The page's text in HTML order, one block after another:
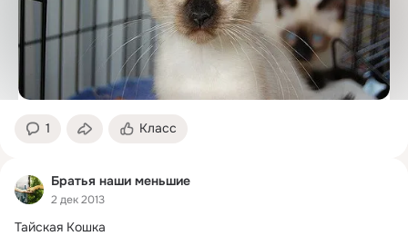
1 Класс
Братья наши меньшие
2 дек 2013
Тайская Кошка